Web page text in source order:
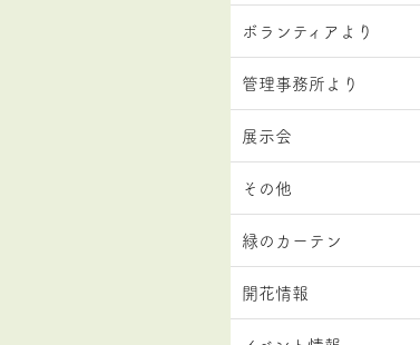
ボランティアより
管理事務所より
展示会
その他
緑のカーテン
開花情報